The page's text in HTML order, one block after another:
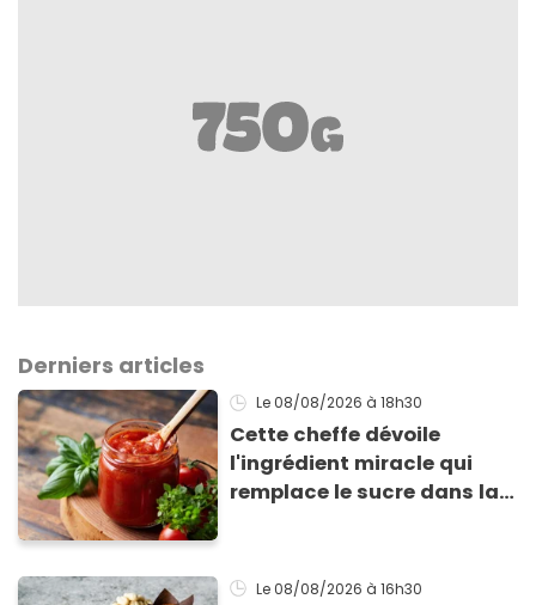
Derniers articles
Le 08/08/2026 à 18h30
Cette cheffe dévoile
l'ingrédient miracle qui
remplace le sucre dans la
Le 08/08/2026 à 16h30